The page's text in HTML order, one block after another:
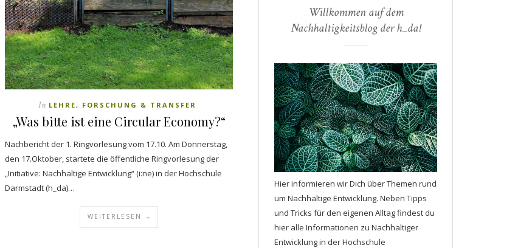
In LEHRE, FORSCHUNG & TRANSFER
„Was bitte ist eine Circular Economy?“
Nachbericht der 1. Ringvorlesung vom 17.10. Am Donnerstag,
den 17.Oktober, startete die öffentliche Ringvorlesung der
„Initiative: Nachhaltige Entwicklung“ (i:ne) in der Hochschule
Darmstadt (h_da)…
WEITERLESEN →
Willkommen auf dem
Nachhaltigkeitsblog der h_da!
Hier informieren wir Dich über Themen rund
um Nachhaltige Entwicklung. Neben Tipps
und Tricks für den eigenen Alltag findest du
hier alle Informationen zu Nachhaltiger
Entwicklung in der Hochschule